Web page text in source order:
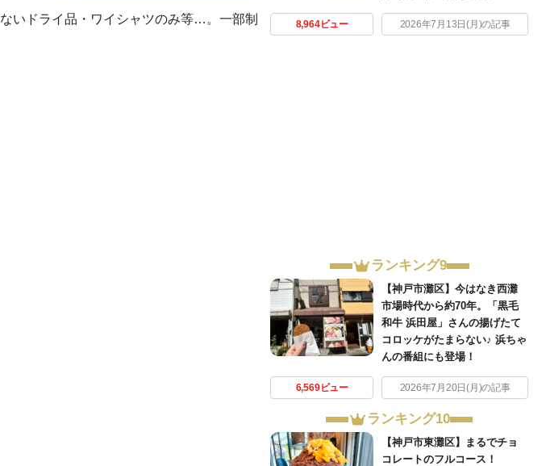
いドライ品・ワイシャツのみ等…。一部制
8,964ビュー 2026年7月13日(月)の記事
ランキング9
【神戸市灘区】今はなき西灘
市場時代から約70年。「黒毛
和牛 浜田屋」さんの揚げたて
コロッケがたまらない♪ 浜ちゃ
んの番組にも登場！
6,569ビュー 2026年7月20日(月)の記事
ランキング10
【神戸市東灘区】まるでチョ
コレートのフルコース！